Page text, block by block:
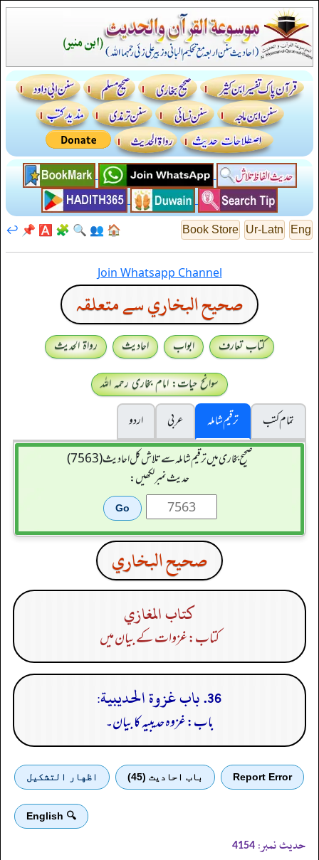
Eng
Ur-Latn
Book Store
🏠
👥
🔍
🧩
🅰️
📌
↩️
Join Whatsapp Channel
صحيح البخاري سے متعلقہ
کتاب تعارف ابواب احادیث
رواۃ الحدیث
سوانح حیات: امام بخاری رحمہ اللہ
تمام کتب
ترقیم شاملہ عربی
اردو
صحیح بخاری میں ترقیم شاملہ سے تلاش کل احادیث (7563)
حدیث نمبر لکھیں:
صحيح البخاري
كتاب المغازي
کتاب: غزوات کے بیان میں
36. باب غزوة الحديبية:
باب: غزوہ حدیبیہ کا بیان۔
Report Error باب احادیث (45) اظهار التشكيل
🔍 English
حدیث نمبر: 4154